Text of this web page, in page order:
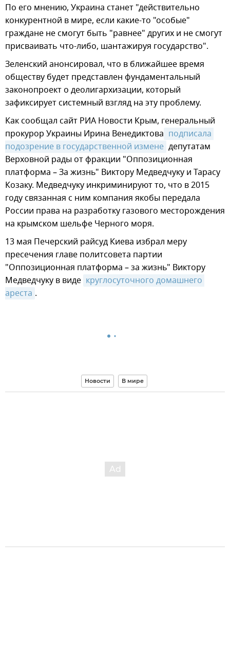
По его мнению, Украина станет "действительно
конкурентной в мире, если какие-то "особые"
граждане не смогут быть "равнее" других и не смогут
присваивать что-либо, шантажируя государство".
Зеленский анонсировал, что в ближайшее время
обществу будет представлен фундаментальный
законопроект о деолигархизации, который
зафиксирует системный взгляд на эту проблему.
Как сообщал сайт РИА Новости Крым, генеральный
прокурор Украины Ирина Венедиктова подписала
подозрение в государственной измене депутатам
Верховной рады от фракции "Оппозиционная
платформа – За жизнь" Виктору Медведчуку и Тарасу
Козаку. Медведчуку инкриминируют то, что в 2015
году связанная с ним компания якобы передала
России права на разработку газового месторождения
на крымском шельфе Черного моря.
13 мая Печерский райсуд Киева избрал меру
пресечения главе политсовета партии
"Оппозиционная платформа – за жизнь" Виктору
Медведчуку в виде круглосуточного домашнего
ареста .
Новости В мире